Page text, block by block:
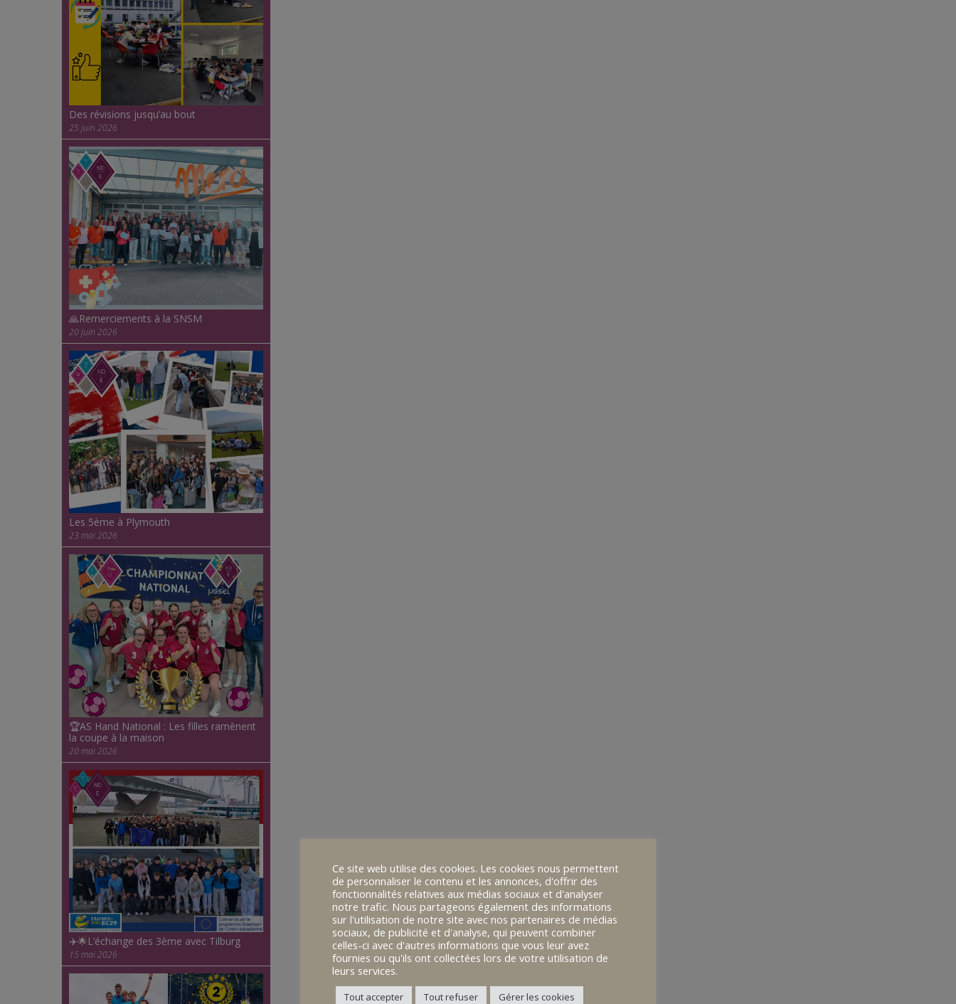
Des révisions jusqu’au bout
25 juin 2026
🙏Remerciements à la SNSM
20 juin 2026
Les 5ème à Plymouth
23 mai 2026
🏆AS Hand National : Les filles ramènent
la coupe à la maison
20 mai 2026
✈️🌟L’échange des 3ème avec Tilburg
15 mai 2026
Ce site web utilise des cookies. Les cookies nous permettent
de personnaliser le contenu et les annonces, d'offrir des
fonctionnalités relatives aux médias sociaux et d'analyser
notre trafic. Nous partageons également des informations
sur l'utilisation de notre site avec nos partenaires de médias
sociaux, de publicité et d'analyse, qui peuvent combiner
celles-ci avec d'autres informations que vous leur avez
fournies ou qu'ils ont collectées lors de votre utilisation de
leurs services.
Tout accepter Tout refuser Gérer les cookies